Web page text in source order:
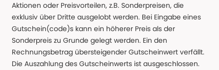
Aktionen oder Preisvorteilen, z.B. Sonderpreisen, die
exklusiv über Dritte ausgelobt werden. Bei Eingabe eines
Gutschein(code)s kann ein höherer Preis als der
Sonderpreis zu Grunde gelegt werden. Ein den
Rechnungsbetrag übersteigender Gutscheinwert verfällt.
Die Auszahlung des Gutscheinwerts ist ausgeschlossen.